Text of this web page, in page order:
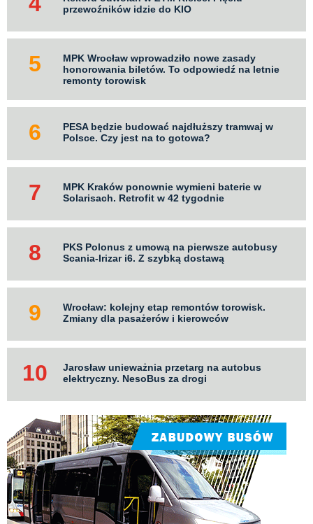
przewoźników idzie do KIO
MPK Wrocław wprowadziło nowe zasady
honorowania biletów. To odpowiedź na letnie
remonty torowisk
PESA będzie budować najdłuższy tramwaj w
Polsce. Czy jest na to gotowa?
MPK Kraków ponownie wymieni baterie w
Solarisach. Retrofit w 42 tygodnie
PKS Polonus z umową na pierwsze autobusy
Scania-Irizar i6. Z szybką dostawą
Wrocław: kolejny etap remontów torowisk.
Zmiany dla pasażerów i kierowców
Jarosław unieważnia przetarg na autobus
elektryczny. NesoBus za drogi